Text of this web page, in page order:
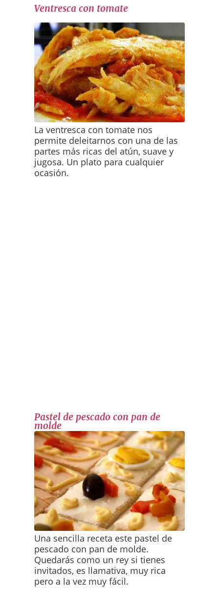
Ventresca con tomate
La ventresca con tomate nos
permite deleitarnos con una de las
partes más ricas del atún, suave y
jugosa. Un plato para cualquier
ocasión.
Pastel de pescado con pan de
molde
Una sencilla receta este pastel de
pescado con pan de molde.
Quedarás como un rey si tienes
invitados, es llamativa, muy rica
pero a la vez muy fácil.